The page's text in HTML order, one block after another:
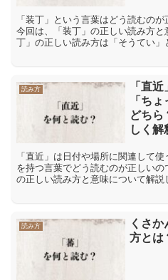
「装丁」という言葉はどう読むの
今回は、「装丁」の正しい読み方
丁」の正しい読み方は「そうてい
読み方
「直
「ち
どちら
しく解
「直近」は日付や場所に関連して
を持つ言葉でどう読むのが正しいの
の正しい読み方と意味について解
読み方
くさ
方とは